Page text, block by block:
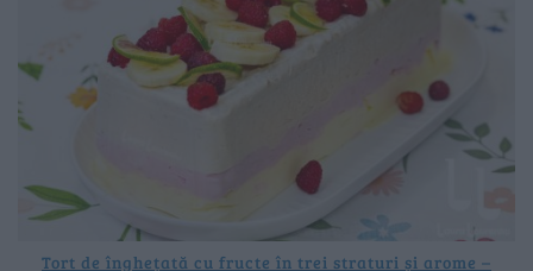
Tort de înghețată cu fructe în trei straturi și arome –